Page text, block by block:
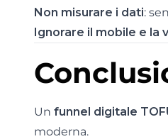
Non misurare i dati:
Ignorare il mobile e la
Un funnel digitale
moderna.